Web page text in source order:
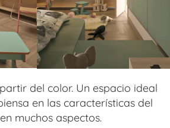
del color. Un espacio ideal
en las características del
muchos aspectos.